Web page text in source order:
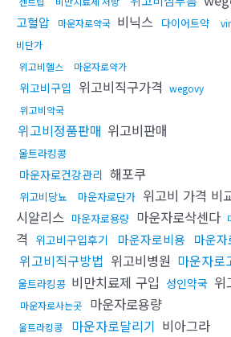
고혈압
마운자로약국 비닉스 다이어트약
비단가
위고비헬스
마운자로약가
위고비구입 위고비직구가격 wegovy
위고비약국
위고비정품판매 위고비판매
울트라킹콩
마운자로건강관리 해포쿠
위고비당뇨 마운자로단가 위고비 가격 비
시알리스 마운자로용량 마운자로삭센다
격 위고비구입후기 마운자로비용 마운자
위고비직구방법 위고비병원 마운자로
울트라킹콩 비만치료제 구입 성인약국 위
마운자로사는곳 마운자로용량
울트라킹콩 마운자로달리기 비아그라